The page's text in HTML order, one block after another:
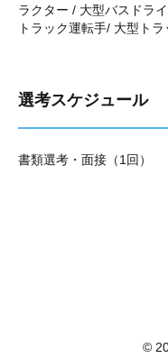
ラクター / 大型バスドラ
トラック運転手/ 大型ト
選考スケジュール
書類選考・面接（1回）
©